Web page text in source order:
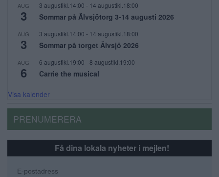
AUG
3
3 augustikl.14:00 - 14 augustikl.18:00
Sommar på Älvsjötorg 3-14 augusti 2026
AUG
3
3 augustikl.14:00 - 14 augustikl.18:00
Sommar på torget Älvsjö 2026
AUG
6
6 augustikl.19:00 - 8 augustikl.19:00
Carrie the musical
Visa kalender
PRENUMERERA
Få dina lokala nyheter i mejlen!
E-postadress